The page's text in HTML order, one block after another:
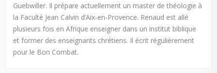
Guebwiller. Il prépare actuellement un master de théologie à
la Faculté Jean Calvin d’Aix-en-Provence. Renaud est allé
plusieurs fois en Afrique enseigner dans un institut biblique
et former des enseignants chrétiens. Il écrit régulièrement
pour le Bon Combat.